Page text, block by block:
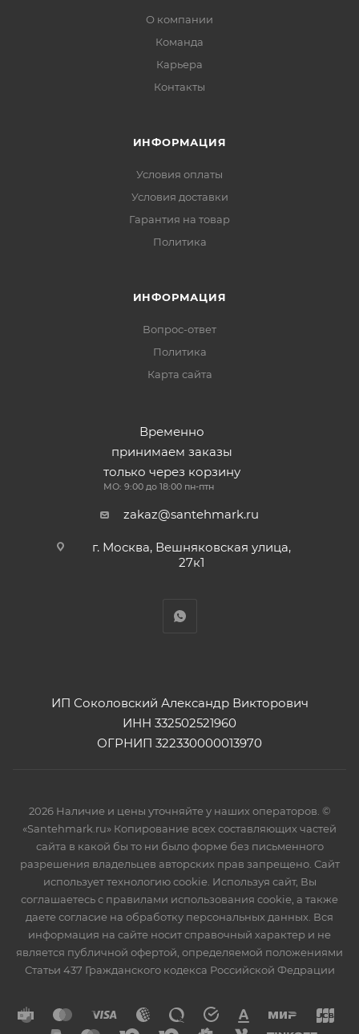
О компании
Команда
Карьера
Контакты
ИНФОРМАЦИЯ
Условия оплаты
Условия доставки
Гарантия на товар
Политика
ИНФОРМАЦИЯ
Вопрос-ответ
Политика
Карта сайта
Временно
принимаем заказы
только через корзину
МО: 9:00 до 18:00 пн-птн
zakaz@santehmark.ru
г. Москва, Вешняковская улица,
27к1
ИП Соколовский Александр Викторович
ИНН 332502521960
ОГРНИП 322330000013970
2026 Наличие и цены уточняйте у наших операторов. ©
«Santehmark.ru» Копирование всех составляющих частей
сайта в какой бы то ни было форме без письменного
разрешения владельцев авторских прав запрещено. Сайт
использует технологию cookie. Используя сайт, Вы
соглашаетесь с правилами использования cookie, а также
даете согласие на обработку персональных данных. Вся
информация на сайте носит справочный характер и не
является публичной офертой, определяемой положениями
Статьи 437 Гражданского кодекса Российской Федрации